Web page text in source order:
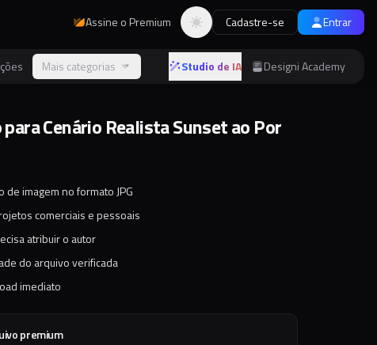
Assine o Premium Alternar tema
Cadastre-se Entrar
Mais categorias Studio de IA Designi Academy
para Cenário Realista Sunset ao Por
de imagem no formato JPG
comerciais e pessoais
atribuir o autor
do arquivo verificada
imediato
premium